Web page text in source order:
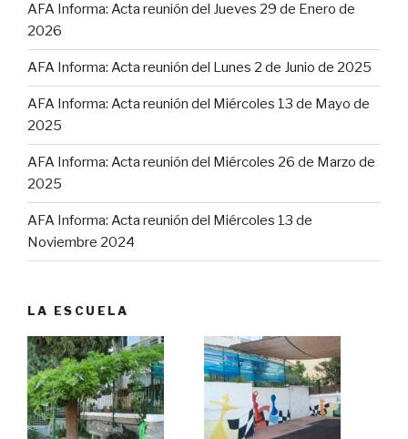
AFA Informa: Acta reunión del Jueves 29 de Enero de
2026
AFA Informa: Acta reunión del Lunes 2 de Junio de 2025
AFA Informa: Acta reunión del Miércoles 13 de Mayo de
2025
AFA Informa: Acta reunión del Miércoles 26 de Marzo de
2025
AFA Informa: Acta reunión del Miércoles 13 de
Noviembre 2024
LA ESCUELA